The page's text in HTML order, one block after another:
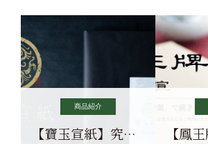
商品紹介
【寶玉宣紙】究極の純粋な宣紙を目指す寶玉宣紙